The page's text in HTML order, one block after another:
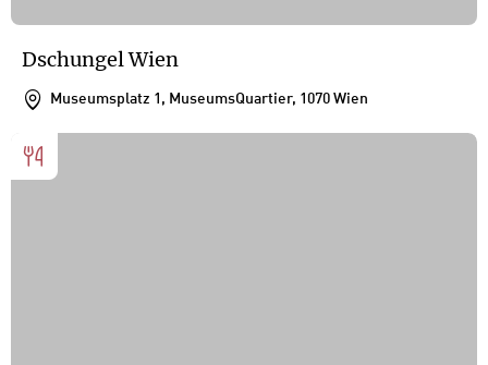
Dschungel Wien
Museumsplatz 1, MuseumsQuartier, 1070 Wien